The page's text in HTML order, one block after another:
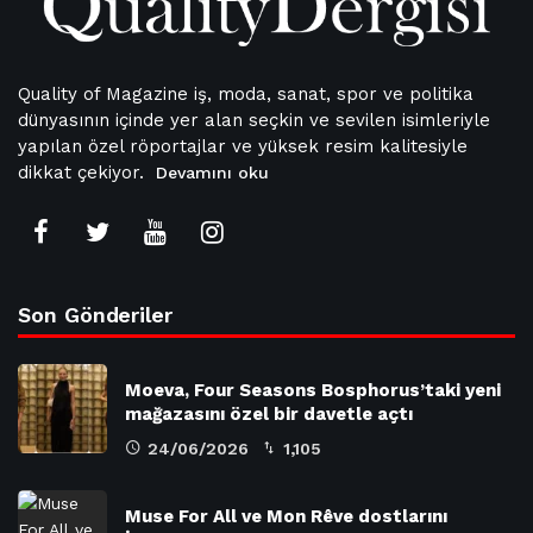
Quality of Magazine iş, moda, sanat, spor ve politika
dünyasının içinde yer alan seçkin ve sevilen isimleriyle
yapılan özel röportajlar ve yüksek resim kalitesiyle
dikkat çekiyor.
Devamını oku
Son Gönderiler
Moeva, Four Seasons Bosphorus’taki yeni
mağazasını özel bir davetle açtı
24/06/2026 1,105
Muse For All ve Mon Rêve dostlarını